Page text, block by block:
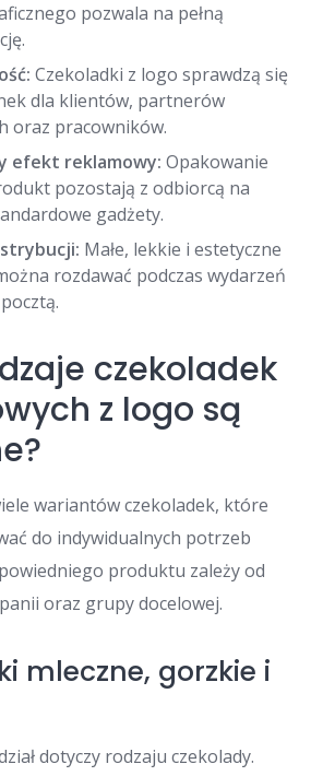
pozwala na pełną
Czekoladki z logo sprawdzą się
dla klientów, partnerów
oraz pracowników.
efekt reklamowy: Opakowanie
pozostają z odbiorcą na
gadżety.
Małe, lekkie i estetyczne
rozdawać podczas wydarzeń
czekoladek
z logo są
wariantów czekoladek, które
do indywidualnych potrzeb
produktu zależy od
oraz grupy docelowej.
mleczne, gorzkie i
dotyczy rodzaju czekolady.